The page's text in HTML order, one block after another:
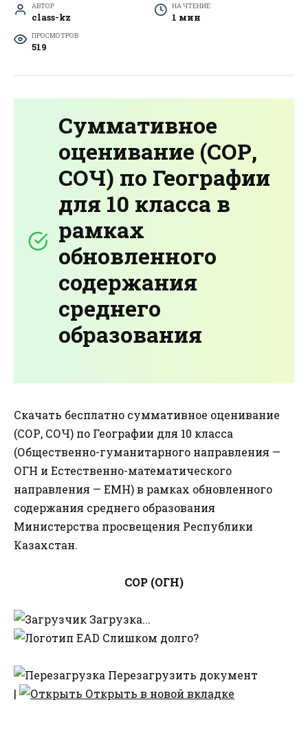
АВТОР
class-kz
НА ЧТЕНИЕ
1 мин
ПРОСМОТРОВ
519
Суммативное
оценивание (СОР,
СОЧ) по Географии
для 10 класса в
рамках
обновленного
содержания
среднего
образования
Скачать бесплатно суммативное оценивание
(СОР, СОЧ) по Географии для 10 класса
(Общественно-гуманитарного направления —
ОГН и Естественно-математического
направления — ЕМН) в рамках обновленного
содержания среднего образования
Министерства просвещения Республики
Казахстан.
СОР (ОГН)
Загрузка...
Слишком долго?
Перезагрузить документ
|
Открыть в новой вкладке